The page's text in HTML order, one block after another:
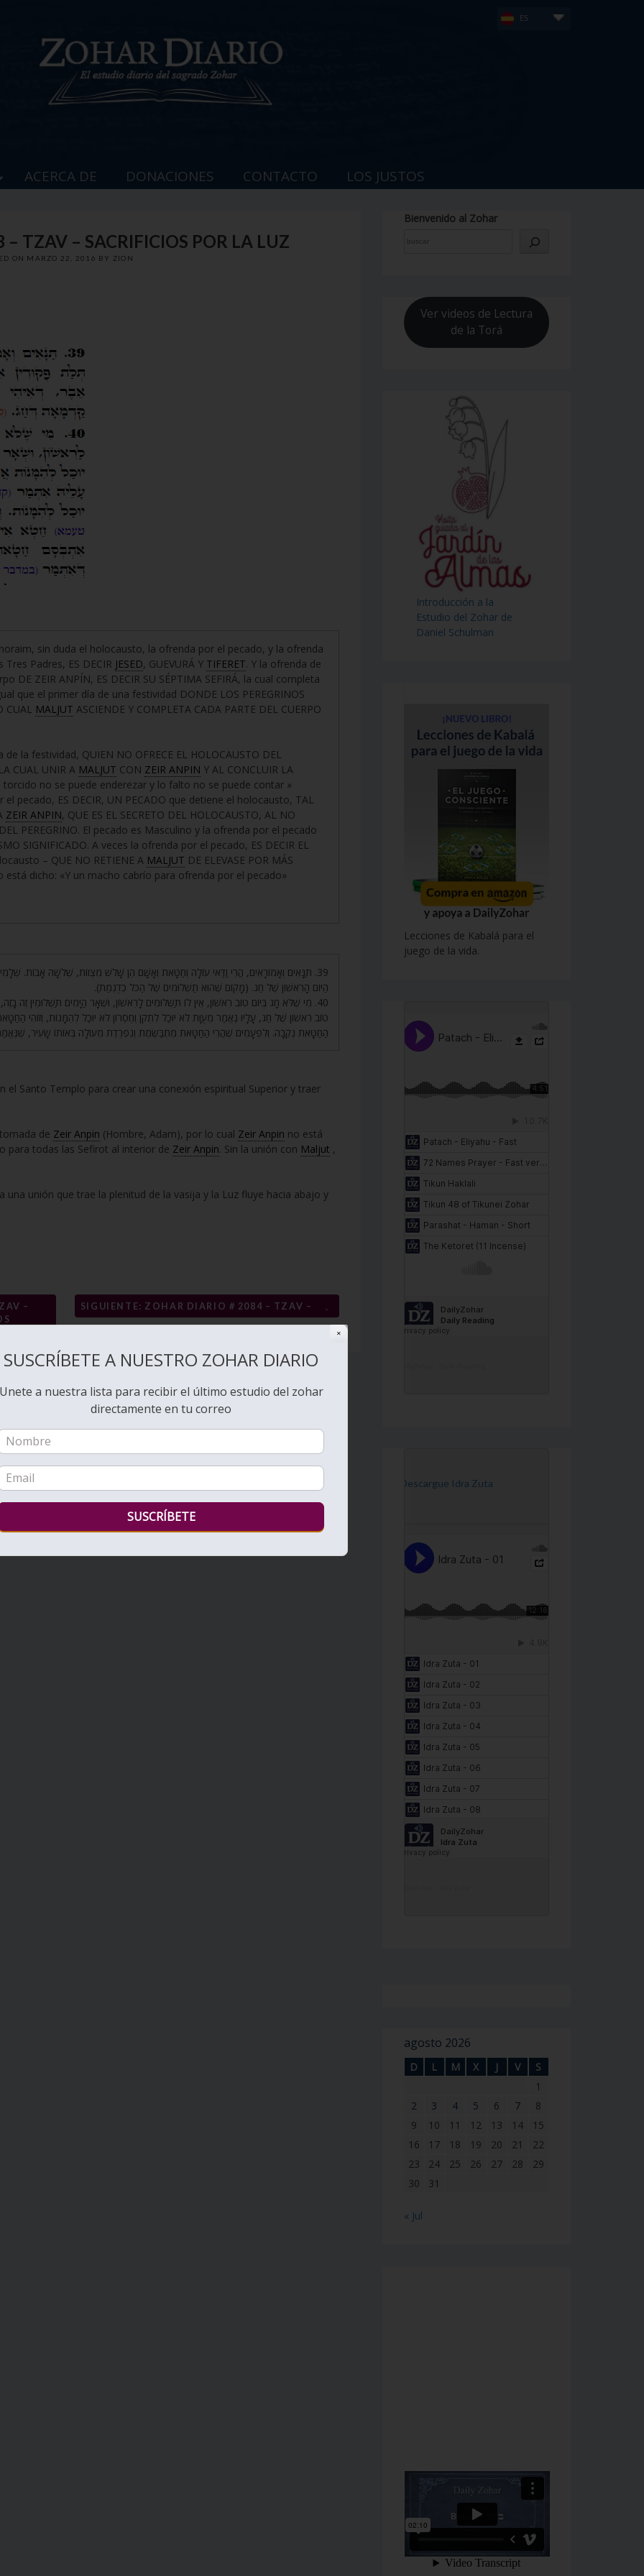
ES
ACERCA DE DONACIONES CONTACTO LOS JUSTOS
TZAV – SACRIFICIOS POR LA LUZ
ON MARZO 22, 2016 BY ZION
sin duda el holocausto, la ofrenda por el pecado, y la ofrenda
Padres, ES DECIR JESED, GUEVURÁ Y TIFERET. Y la ofrenda de
DE ZEIR ANPÍN, ES DECIR SU SÉPTIMA SEFIRÁ, la cual completa
que el primer día de una festividad DONDE LOS PEREGRINOS
CUAL MALJUT ASCIENDE Y COMPLETA CADA PARTE DEL CUERPO
la festividad, QUIEN NO OFRECE EL HOLOCAUSTO DEL
CUAL UNIR A MALJUT CON ZEIR ANPIN Y AL CONCLUIR LA
torcido no se puede enderezar y lo falto no se puede contar »
pecado, ES DECIR, UN PECADO que detiene el holocausto, TAL
ZEIR ANPIN, QUE ES EL SECRETO DEL HOLOCAUSTO, AL NO
PEREGRINO. El pecado es Masculino y la ofrenda por el pecado
SIGNIFICADO. A veces la ofrenda por el pecado, ES DECIR EL
– QUE NO RETIENE A MALJUT DE ELEVASE POR MÁS
dicho: «Y un macho cabrío para ofrenda por el pecado»
39. תַּנָּאִים וְאָמוֹרָאִים, הֲרֵי וַדַּאי עוֹלָה וְחַטָּאת וְאָשָׁם הֵן שָׁלֹשׁ מִצְווֹת, שְׁלֹשָׁה אָבוֹת.
הַיּוֹם הָרִאשׁוֹן שֶׁל חַג. (מָקוֹם שֶׁהוּא תַשְׁלוּמִים שֶׁל הַכֹּל כְּדֻגְמַת).
40. מִי שֶׁלֹּא חָג בְּיוֹם טוֹב רִאשׁוֹן, אֵין לוֹ תַּשְׁלוּמִים לָרִאשׁוֹן, וּשְׁאָר הַיָּמִים תַּשְׁלוּמִין זֶה
טוֹב רִאשׁוֹן שֶׁל חַג, עָלָיו נֶאֱמַר מְעֻוָּת לֹא יוּכַל לִתְקֹן וְחֶסְרוֹן לֹא יוּכַל לְהִמָּנוֹת,
הַחַטָּאת נְקֵבָה. וְלִפְעָמִים שֶׁהֲרֵי הַחַטָּאת מִתְבַּשֶּׂמֶת וְנִפְרֶדֶת מֵעוֹלָה בְּאוֹתוֹ שָׂעִיר,
el Santo Templo para crear una conexión espiritual Superior y traer
de Zeir Anpin (Hombre, Adam), por lo cual Zeir Anpin no está
para todas las Sefirot al interior de Zeir Anpin. Sin la unión con Maljut ,
una unión que trae la plenitud de la vasija y la Luz fluye hacia abajo y
–
SIGUIENTE: ZOHAR DIARIO # 2084 – TZAV – →
Bienvenido al Zohar
Ver videos de Lectura
de la Torá
Introducción a la
Estudio del Zohar de
Daniel Schulman
Lecciones de Kabalá para el
juego de la vida.
[Descargue Idra Zuta
agosto 2026
D L M X J V
S
1
2
3 4 5 6 7
8
9
10 11 12 13 14
15
16
17 18 19 20 21
22
23
24 25 26 27 28
29
30
31
« Jul
✕
SUSCRÍBETE A NUESTRO ZOHAR DIARIO
Unete a nuestra lista para recibir el último estudio del zohar
directamente en tu correo